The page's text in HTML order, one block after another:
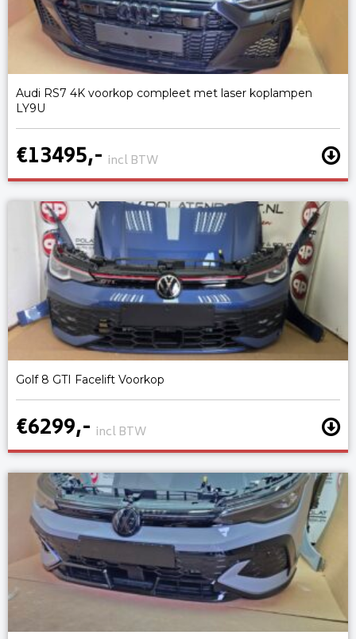
Audi RS7 4K voorkop compleet met laser koplampen
LY9U
€13495,- incl BTW
Golf 8 GTI Facelift Voorkop
€6299,- incl BTW